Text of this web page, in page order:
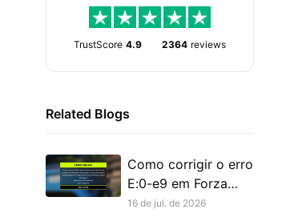
TrustScore 4.9 2364 reviews
Related Blogs
Como corrigir o erro
E:0-e9 em Forza
Horizon 6 – Guia
16 de jul. de 2026